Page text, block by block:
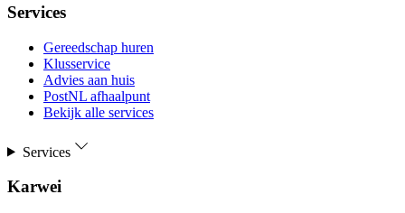
Services
Gereedschap huren
Klusservice
Advies aan huis
PostNL afhaalpunt
Bekijk alle services
Services
Karwei